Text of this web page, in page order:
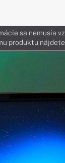
sa
produktu nájdete